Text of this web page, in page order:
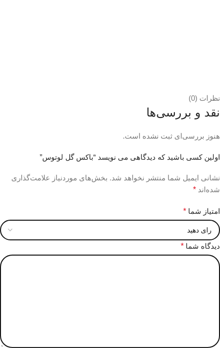
نظرات (0)
نقد و بررسی‌ها
هنوز بررسی‌ای ثبت نشده است.
اولین کسی باشید که دیدگاهی می نویسد “باکس گل لوتوس”
نشانی ایمیل شما منتشر نخواهد شد. بخش‌های موردنیاز علامت‌گذاری
شده‌اند *
امتیاز شما *
دیدگاه شما *